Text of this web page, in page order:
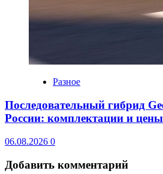
Разное
Последовательный гибрид
России: комплектации и цены
06.08.2026 0
Добавить комментарий